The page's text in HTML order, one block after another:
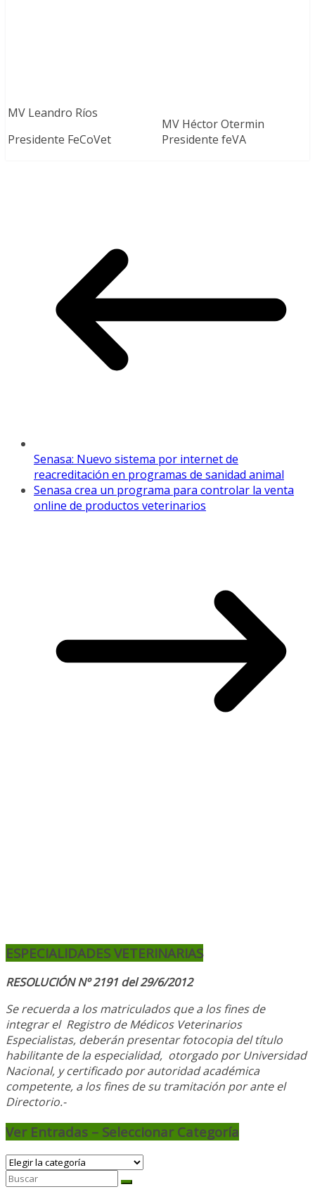
MV Leandro Ríos
Presidente FeCoVet
MV Héctor Otermin
Presidente feVA
Senasa: Nuevo sistema por internet de
reacreditación en programas de sanidad animal
Senasa crea un programa para controlar la venta
online de productos veterinarios
ESPECIALIDADES VETERINARIAS
RESOLUCIÓN Nº 2191 del 29/6/2012
Se recuerda a los matriculados que a los fines de
integrar el Registro de Médicos Veterinarios
Especialistas, deberán presentar fotocopia del título
habilitante de la especialidad, otorgado por Universidad
Nacional, ycertificado por autoridad académica
competente, a los fines de su tramitación por ante el
Directorio.-
Ver Entradas – Seleccionar Categoría
Ver
Entradas